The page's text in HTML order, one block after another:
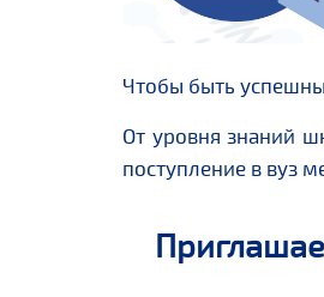
Чтобы быть
От уровня знаний
поступление в вуз